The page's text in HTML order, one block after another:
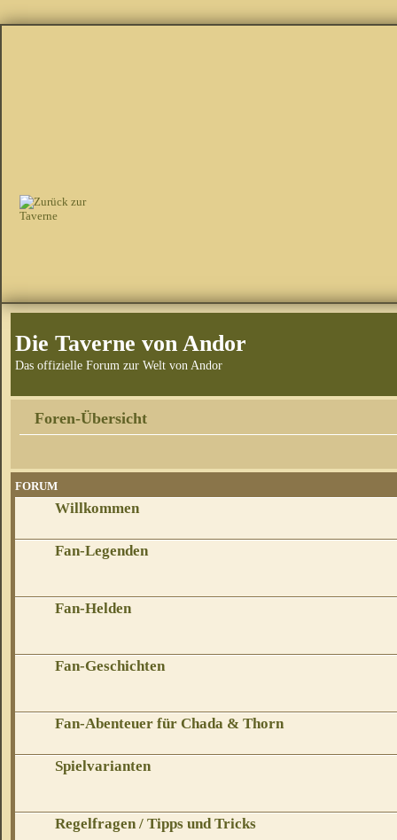
Die Taverne von Andor
Das offizielle Forum zur Welt von Andor
Foren-Übersicht
FORUM
Willkommen
Fan-Legenden
Fan-Helden
Fan-Geschichten
Fan-Abenteuer für Chada & Thorn
Spielvarianten
Regelfragen / Tipps und Tricks